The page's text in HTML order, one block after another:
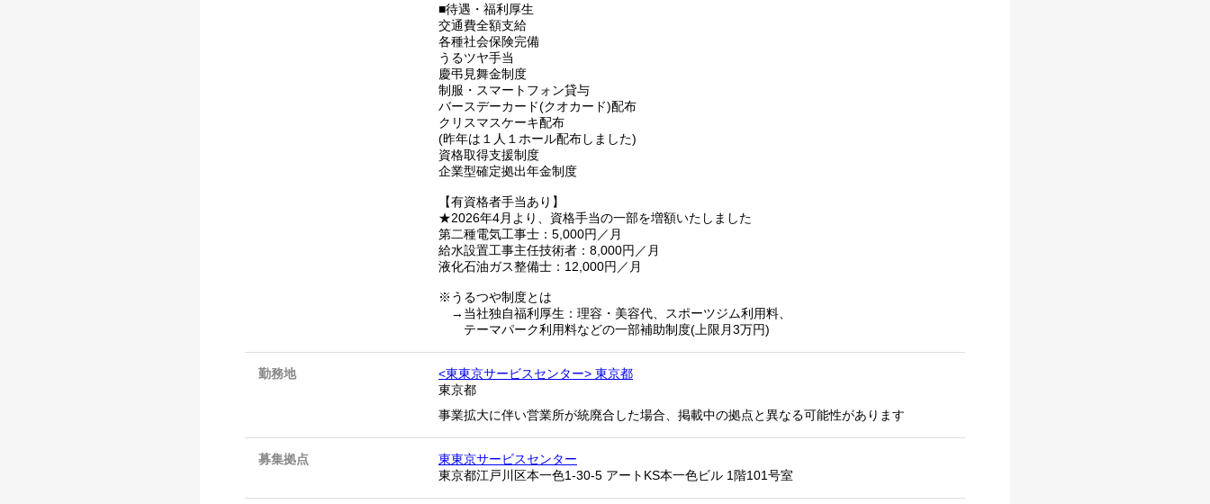
■待遇・福利厚生
交通費全額支給
各種社会保険完備
うるツヤ手当
慶弔見舞金制度
制服・スマートフォン貸与
バースデーカード(クオカード)配布
クリスマスケーキ配布
(昨年は１人１ホール配布しました)
資格取得支援制度
企業型確定拠出年金制度
【有資格者手当あり】
★2026年4月より、資格手当の一部を増額いたしました
第二種電気工事士：5,000円／月
給水設置工事主任技術者：8,000円／月
液化石油ガス整備士：12,000円／月
※うるつや制度とは
→当社独自福利厚生：理容・美容代、スポーツジム利用料、
テーマパーク利用料などの一部補助制度(上限月3万円)
勤務地
<東東京サービスセンター> 東京都
東京都
事業拡大に伴い営業所が統廃合した場合、掲載中の拠点と異なる可能性があります
募集拠点
東東京サービスセンター
東京都江戸川区本一色1-30-5 アートKS本一色ビル 1階101号室